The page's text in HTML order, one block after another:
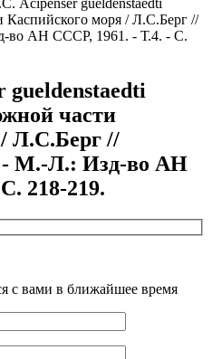
Acipenser gueldenstaedti
Каспийского моря / Л.С.Берг //
во АН СССР, 1961. - Т.4. - С.
gueldenstaedti
части
Л.С.Берг //
- М.-Л.: Изд-во АН
218-219.
с вами в ближайшее время